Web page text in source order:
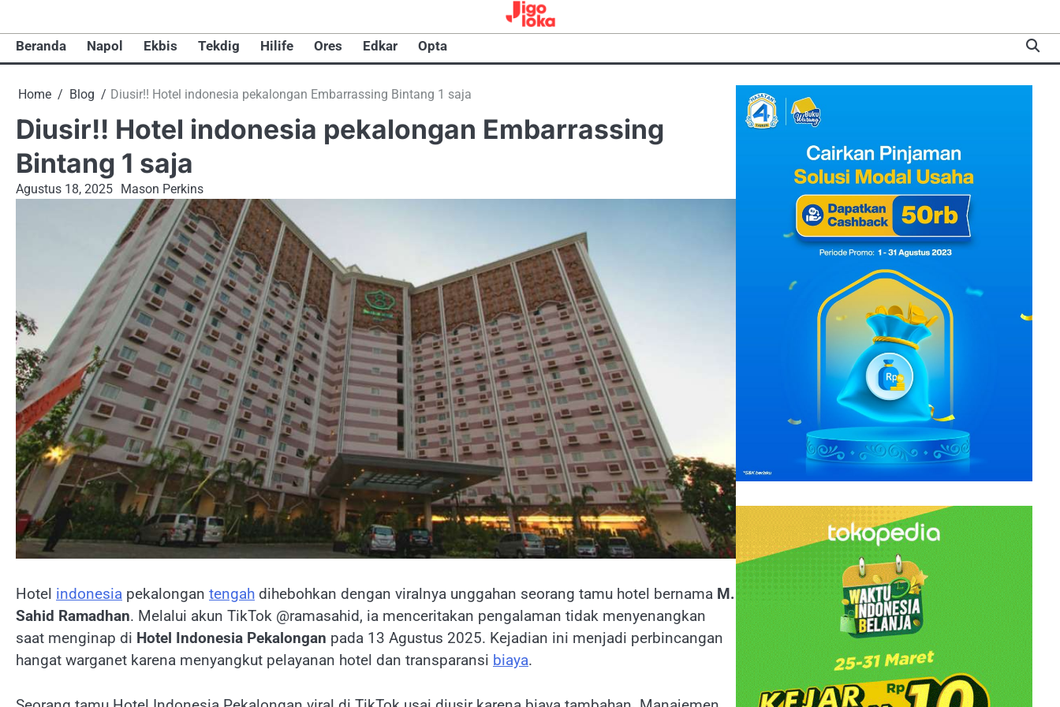
content
Beranda Napol Ekbis Tekdig Hilife Ores Edkar Opta
Home Blog Diusir!! Hotel indonesia pekalongan Embarrassing Bintang 1 saja
Diusir!! Hotel indonesia pekalongan Embarrassing
Bintang 1 saja
Agustus 18, 2025 Mason Perkins
Hotel indonesia pekalongan tengah dihebohkan dengan viralnya unggahan seorang tamu hotel bernama M.
Sahid Ramadhan. Melalui akun TikTok @ramasahid, ia menceritakan pengalaman tidak menyenangkan
saat menginap di Hotel Indonesia Pekalongan pada 13 Agustus 2025. Kejadian ini menjadi perbincangan
hangat warganet karena menyangkut pelayanan hotel dan transparansi biaya.